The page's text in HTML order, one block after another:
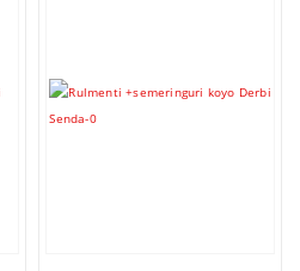
STOC EPUIZAT